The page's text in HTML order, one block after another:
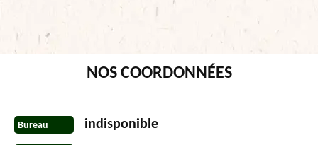
NOS COORDONNÉES
Bureau indisponible